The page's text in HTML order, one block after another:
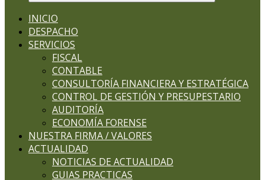
INICIO
DESPACHO
SERVICIOS
FISCAL
CONTABLE
CONSULTORÍA FINANCIERA Y ESTRATÉGICA
CONTROL DE GESTIÓN Y PRESUPESTARIO
AUDITORÍA
ECONOMÍA FORENSE
NUESTRA FIRMA / VALORES
ACTUALIDAD
NOTICIAS DE ACTUALIDAD
GUIAS PRACTICAS